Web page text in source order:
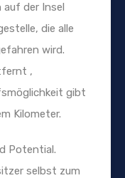
der Insel
die alle
wird.
,
gibt
Kilometer.
Potential.
selbst zum